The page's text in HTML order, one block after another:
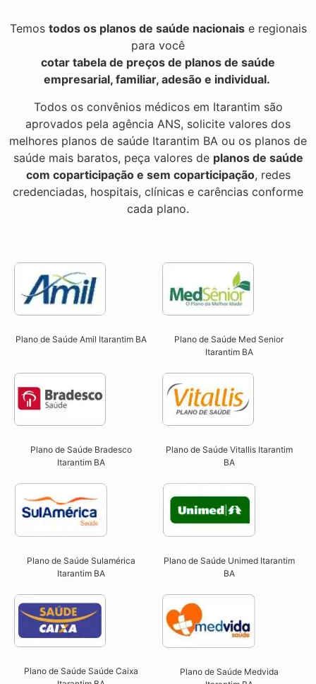
Temos todos os planos de saúde nacionaise regionais
para você
cotar tabela de preços de planos de saúde
empresarial, familiar, adesão e individual.
Todos os convênios médicos em Itarantim são
aprovados pela agência ANS, solicite valores dos
melhores planos de saúde Itarantim BA ou os planos de
saúde mais baratos, peça valores de planos de saúde
com coparticipação e sem coparticipação, redes
credenciadas, hospitais, clínicas e carências conforme
cada plano.
Plano de Saúde Amil Itarantim BA
Plano de Saúde Med Senior
Itarantim BA
Plano de Saúde Bradesco
Itarantim BA
Plano de Saúde Vitallis Itarantim
BA
Plano de Saúde Sulamérica
Itarantim BA
Plano de Saúde Unimed Itarantim
BA
Plano de Saúde Saúde Caixa
Plano de Saúde Medvida